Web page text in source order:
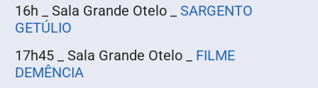
16h _ Sala Grande Otelo _ SARGENTO
GETÚLIO
17h45 _ Sala Grande Otelo _ FILME
DEMÊNCIA